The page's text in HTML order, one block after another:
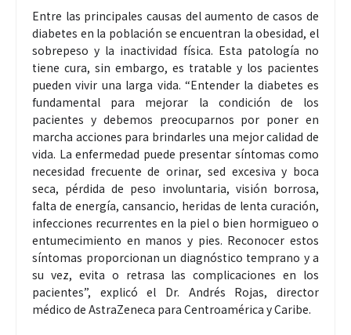
Entre las principales causas del aumento de casos de
diabetes en la población se encuentran la obesidad, el
sobrepeso y la inactividad física. Esta patología no
tiene cura, sin embargo, es tratable y los pacientes
pueden vivir una larga vida. “Entender la diabetes es
fundamental para mejorar la condición de los
pacientes y debemos preocuparnos por poner en
marcha acciones para brindarles una mejor calidad de
vida. La enfermedad puede presentar síntomas como
necesidad frecuente de orinar, sed excesiva y boca
seca, pérdida de peso involuntaria, visión borrosa,
falta de energía, cansancio, heridas de lenta curación,
infecciones recurrentes en la piel o bien hormigueo o
entumecimiento en manos y pies. Reconocer estos
síntomas proporcionan un diagnóstico temprano y a
su vez, evita o retrasa las complicaciones en los
pacientes”, explicó el Dr. Andrés Rojas, director
médico de AstraZeneca para Centroamérica y Caribe.